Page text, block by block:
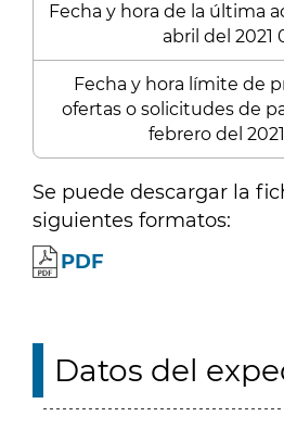
Fecha y hora de la última
abril del 2021
Fecha y hora límite de
ofertas o solicitudes de
febrero del
Se puede descargar la
siguientes formatos:
PDF
Datos del